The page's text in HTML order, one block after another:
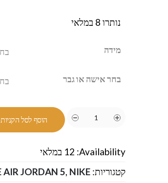
נותרו 8 במלאי
מידה
בחר אישה או גבר
הוסף לסל הקניות
Availability: 12 במלאי
קטגוריות:
AIR JORDAN 5, NIKE-נייק